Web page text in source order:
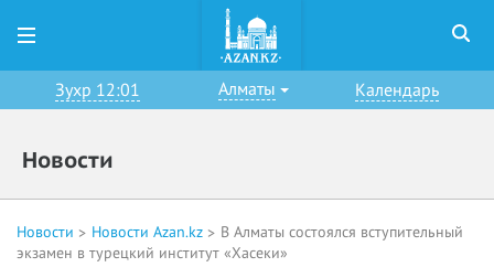
Зухр 12:01 Алматы Календарь
Новости
Новости Новости Azan.kz
В Алматы состоялся вступительный
экзамен в турецкий институт «Хасеки»